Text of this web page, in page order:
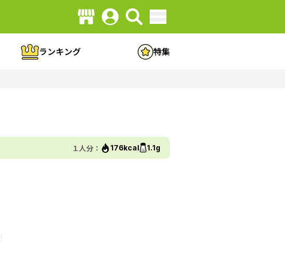
ランキング 特集
１人分： 176kcal 1.1g